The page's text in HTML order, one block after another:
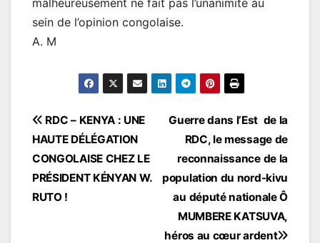
malheureusement ne fait pas l’unanimité au
sein de l’opinion congolaise.
A. M
Navigation
de
l’article
Guerre dans l’Est de la
RDC, le message de
reconnaissance de la
population du nord-kivu
au député nationale Ô
MUMBERE KATSUVA,
héros au cœur ardent
RDC – KENYA : UNE
HAUTE DÉLÉGATION
CONGOLAISE CHEZ LE
PRÉSIDENT KÉNYAN W.
RUTO !